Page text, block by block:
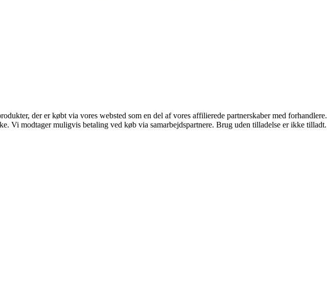
der er købt via vores websted som en del af vores affilierede partnerskaber med forhandlere.
Vi modtager muligvis betaling ved køb via samarbejdspartnere. Brug uden tilladelse er ikke tilladt.